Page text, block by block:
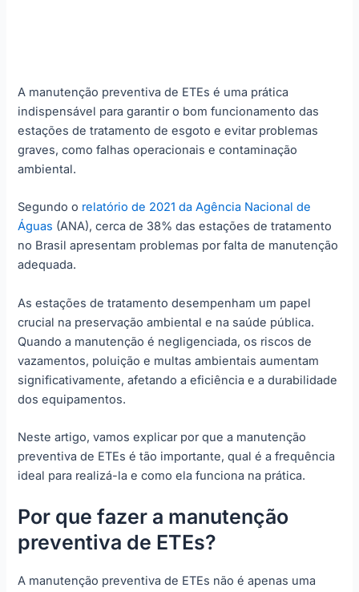
A manutenção preventiva de ETEs é uma prática
indispensável para garantir o bom funcionamento das
estações de tratamento de esgoto e evitar problemas
graves, como falhas operacionais e contaminação
ambiental.
Segundo o relatório de 2021 da Agência Nacional de
Águas (ANA), cerca de 38% das estações de tratamento
no Brasil apresentam problemas por falta de manutenção
adequada.
As estações de tratamento desempenham um papel
crucial na preservação ambiental e na saúde pública.
Quando a manutenção é negligenciada, os riscos de
vazamentos, poluição e multas ambientais aumentam
significativamente, afetando a eficiência e a durabilidade
dos equipamentos.
Neste artigo, vamos explicar por que a manutenção
preventiva de ETEs é tão importante, qual é a frequência
ideal para realizá-la e como ela funciona na prática.
Por que fazer a manutenção
preventiva de ETEs?
A manutenção preventiva de ETEs não é apenas uma